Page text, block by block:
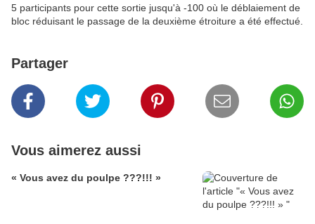
5 participants pour cette sortie jusqu'à -100 où le déblaiement de
bloc réduisant le passage de la deuxième étroiture a été effectué.
Partager
Vous aimerez aussi
« Vous avez du poulpe ???!!! »